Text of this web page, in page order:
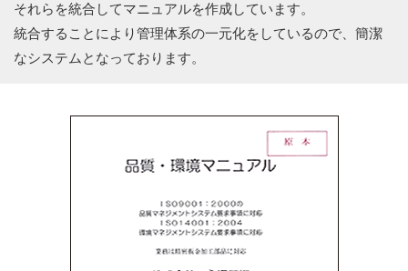
それらを統合してマニュアルを作成しています。
統合することにより管理体系の一元化をしているので、簡潔
なシステムとなっております。